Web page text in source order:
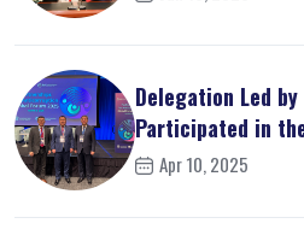
Delegation Led
Participated in
Apr 10, 2025